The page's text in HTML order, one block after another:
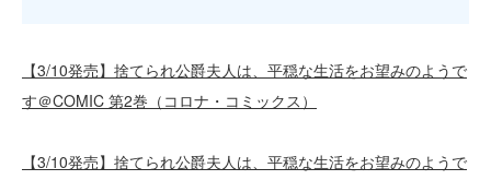
【3/10発売】捨てられ公爵夫人は、平穏な生活をお望みのようで
す＠COMIC 第2巻（コロナ・コミックス）
【3/10発売】捨てられ公爵夫人は、平穏な生活をお望みのようで